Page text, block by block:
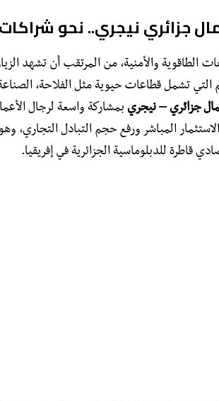
جزائري نيجري.. نحو
الطاقوية والأمنية، من المرتقب أن تشهد
التي تشمل قطاعات حيوية مثل الفلاحة، الصناعة
جزائري – نيجري بمشاركة واسعة لرجال
المباشر ورفع حجم التبادل التجاري،
قاطرة للدبلوماسية الجزائرية في إفريقيا.